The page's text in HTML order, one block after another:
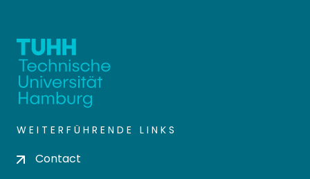
WEITERFÜHRENDE LINKS
Contact